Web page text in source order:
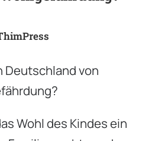
Deutschland von
Wohl des Kindes ein